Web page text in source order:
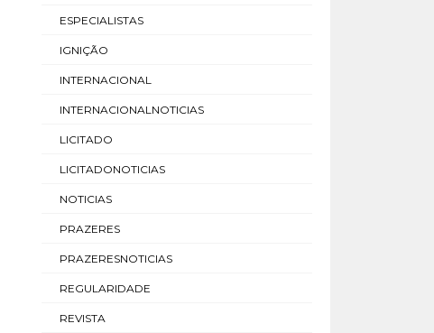
ESPECIALISTAS
IGNIÇÃO
INTERNACIONAL
INTERNACIONALNOTICIAS
LICITADO
LICITADONOTICIAS
NOTICIAS
PRAZERES
PRAZERESNOTICIAS
REGULARIDADE
REVISTA